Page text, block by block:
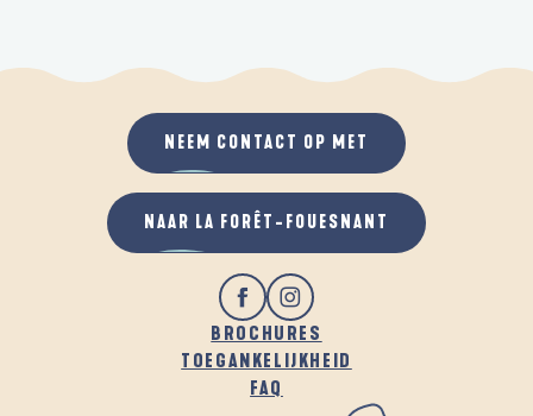
BROCHURES
TOEGANKELIJKHEID
FAQ
NEEM CONTACT OP MET
NAAR LA FORÊT-FOUESNANT